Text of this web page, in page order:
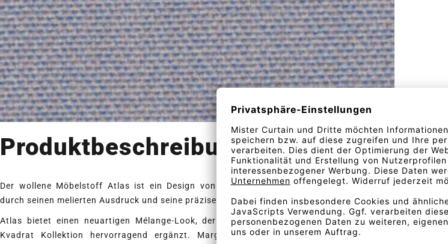
Produktbeschreibung
Der wollene Möbelstoff Atlas ist ein Design von Margrethe Odgaard. Er fällt besonders
durch seinen melierten Ausdruck und seine präzise nuancierten Farbmischungen ins Auge.
Atlas bietet einen neuartigen Mélange-Look, der die bestehenden melierten Designs der
Kvadrat Kollektion hervorragend ergänzt. Margrethe Odgaard ist dies mithilfe einer